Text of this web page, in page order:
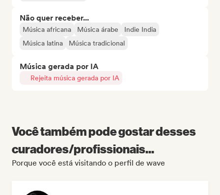
Não quer receber...
Música africana Música árabe
Indie India
Música latina
Música tradicional
Música gerada por IA
Rejeita música gerada por IA
Você também pode gostar desses
curadores/profissionais...
Porque você está visitando o perfil de wave